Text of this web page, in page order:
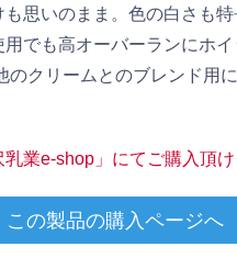
思いのまま。色の白さも特
でも高オーバーランにホイ
のクリームとのブレンド用
乳業e-shop」にてご購入頂
この製品の購入ページへ